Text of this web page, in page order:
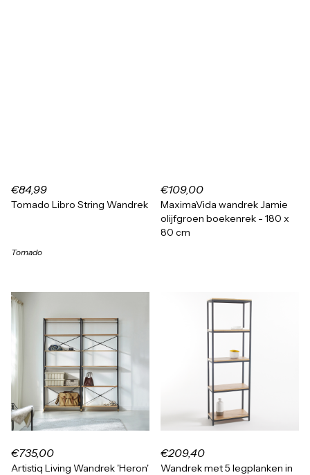
€84,99
Tomado Libro String Wandrek
Tomado
€109,00
MaximaVida wandrek Jamie
olijfgroen boekenrek - 180 x
80 cm
€735,00
Artistiq Living Wandrek 'Heron'
€209,40
Wandrek met 5 legplanken in